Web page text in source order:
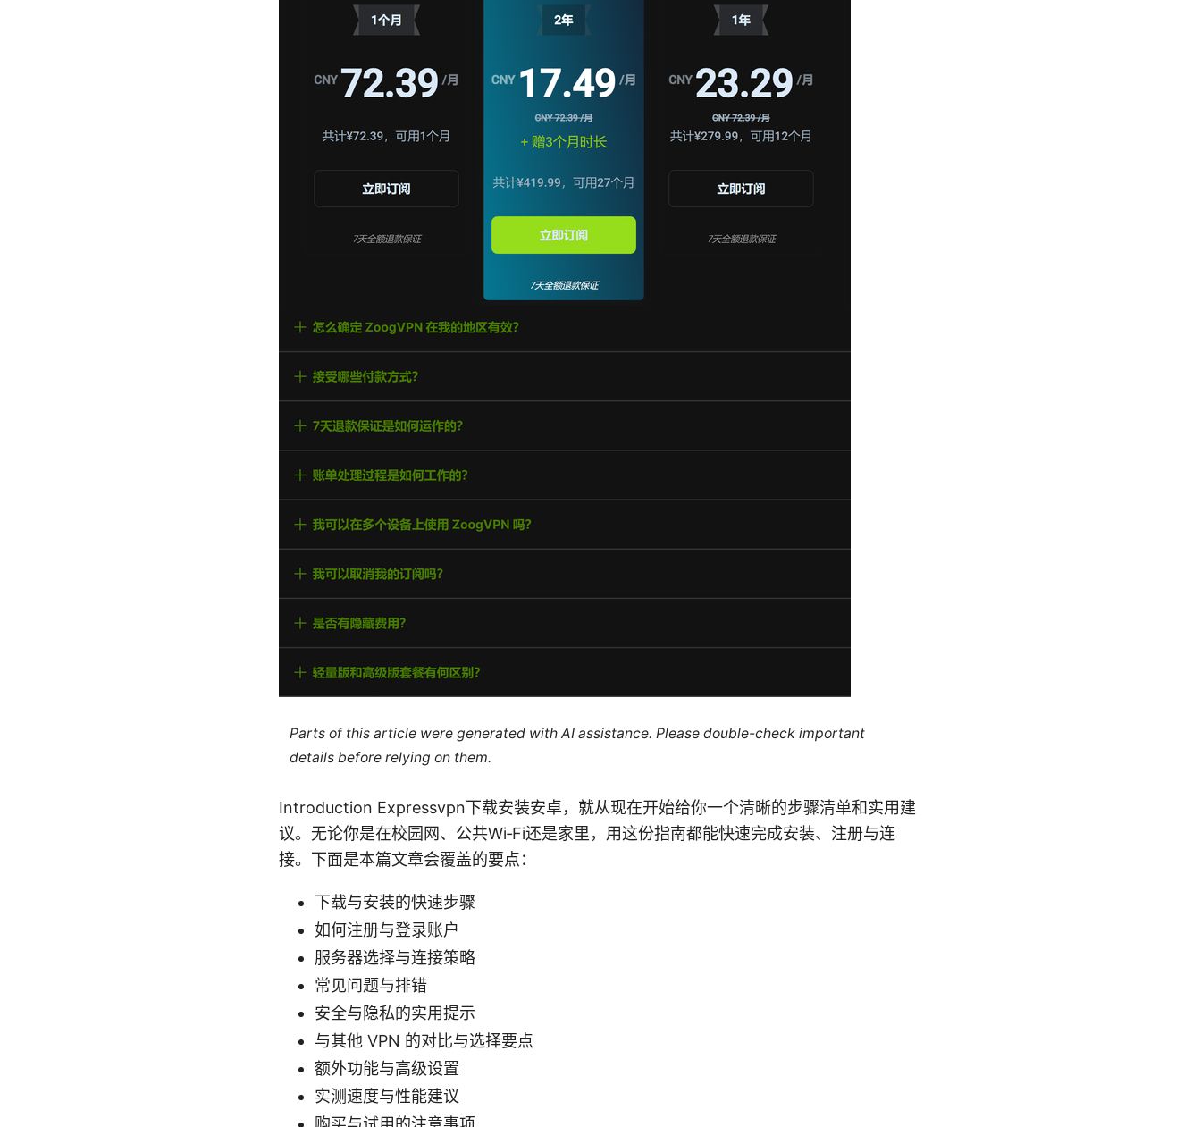
Parts of this article were generated with AI assistance. Please double-check important
details before relying on them.
Introduction Expressvpn下载安装安卓，就从现在开始给你一个清晰的步骤清单和实用建
议。无论你是在校园网、公共Wi‑Fi还是家里，用这份指南都能快速完成安装、注册与连
接。下面是本篇文章会覆盖的要点：
下载与安装的快速步骤
如何注册与登录账户
服务器选择与连接策略
常见问题与排错
安全与隐私的实用提示
与其他 VPN 的对比与选择要点
额外功能与高级设置
实测速度与性能建议